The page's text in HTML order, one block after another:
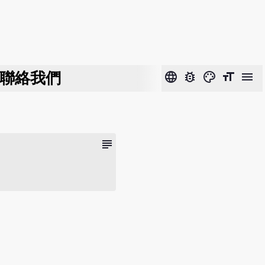
絡我們 language bug_report color_lens format_size menu
subject